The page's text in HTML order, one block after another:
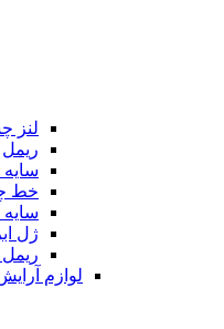
لنز
ریمل
خط
سایه
ژل
ریمل
لوازم